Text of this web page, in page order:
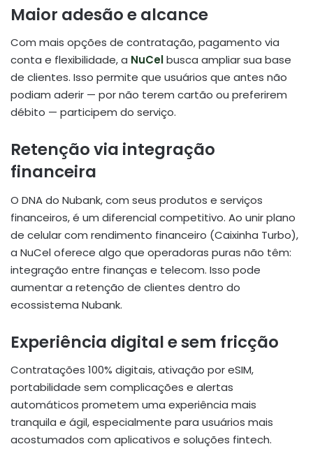
Maior adesão e alcance
Com mais opções de contratação, pagamento via
conta e flexibilidade, a NuCelbusca ampliar sua base
de clientes. Isso permite que usuários que antes não
podiam aderir — por não terem cartão ou preferirem
débito — participem do serviço.
Retenção via integração
financeira
O DNA do Nubank, com seus produtos e serviços
financeiros, é um diferencial competitivo. Ao unir plano
de celular com rendimento financeiro (Caixinha Turbo),
a NuCel oferece algo que operadoras puras não têm:
integração entre finanças e telecom. Isso pode
aumentar a retenção de clientes dentro do
ecossistema Nubank.
Experiência digital e sem fricção
Contratações 100% digitais, ativação por eSIM,
portabilidade sem complicações e alertas
automáticos prometem uma experiência mais
tranquila e ágil, especialmente para usuários mais
acostumados com aplicativos e soluções fintech.